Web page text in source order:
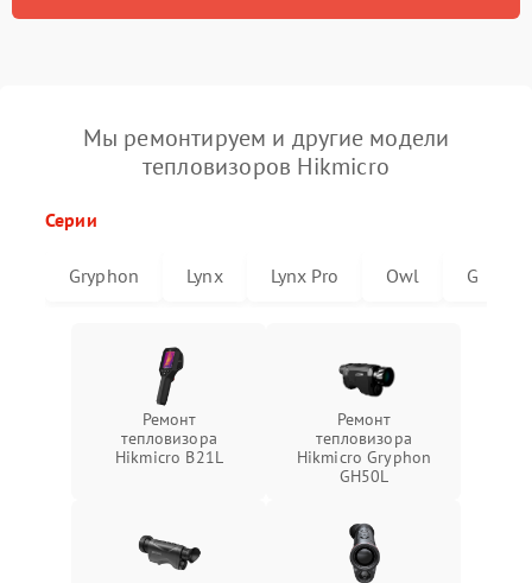
Мы ремонтируем и другие модели
тепловизоров Hikmicro
Серии
Gryphon Lynx Lynx Pro Owl G
Ремонт
тепловизора
Hikmicro B21L
Ремонт
тепловизора
Hikmicro Gryphon
GH50L